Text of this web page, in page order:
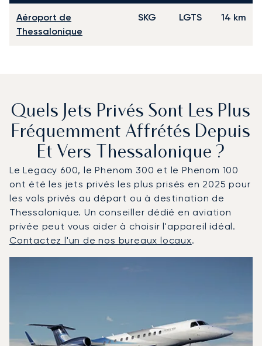
Aéroport de
Thessalonique
SKG LGTS 14 km
Quels Jets Privés Sont Les Plus
Fréquemment Affrétés Depuis
Et Vers Thessalonique ?
Le Legacy 600, le Phenom 300 et le Phenom 100
ont été les jets privés les plus prisés en 2025 pour
les vols privés au départ ou à destination de
Thessalonique. Un conseiller dédié en aviation
privée peut vous aider à choisir l'appareil idéal.
Contactez l'un de nos bureaux locaux.